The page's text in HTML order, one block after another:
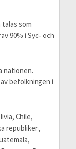
som
90% i Syd- och
nationen.
befolkningen i
Chile,
republiken,